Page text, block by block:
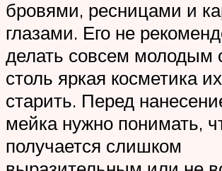
бровями, ресницами и
глазами. Его не
делать совсем молодым
столь яркая косметика
старить. Перед
мейка нужно понимать,
получается слишком